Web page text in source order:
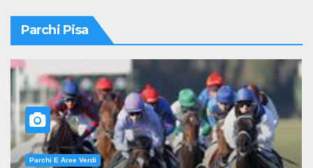
Parchi Pisa
Parchi E Aree Verdi